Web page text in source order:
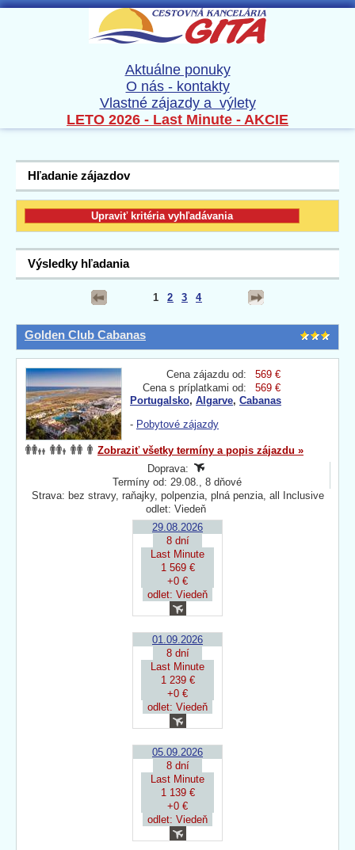
Aktuálne ponuky
O nás - kontakty
Vlastné zájazdy a výlety
LETO 2026 - Last Minute - AKCIE
Hľadanie zájazdov
Výsledky hľadania
1 2 3 4
Golden Club Cabanas
Cena zájazdu od:
569 €
Cena s príplatkami od:
569 €
Portugalsko, Algarve, Cabanas
- Pobytové zájazdy
Zobraziť všetky termíny a popis zájazdu »
Doprava:
Termíny od: 29.08., 8 dňové
Strava: bez stravy, raňajky, polpenzia, plná penzia, all Inclusive
odlet: Viedeň
29.08.2026
8 dní
Last Minute
1 569 €
+0 €
odlet: Viedeň
01.09.2026
8 dní
Last Minute
1 239 €
+0 €
odlet: Viedeň
05.09.2026
8 dní
Last Minute
1 139 €
+0 €
odlet: Viedeň